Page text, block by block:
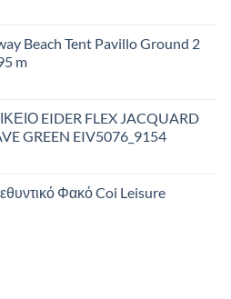
Beach Tent Pavillo Ground 2
m
EIDER FLEX JACQUARD
GREEN EIV5076_9154
Φακό Coi Leisure